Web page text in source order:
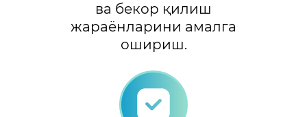
ва бекор қилиш
жараёнларини амалга
ошириш.